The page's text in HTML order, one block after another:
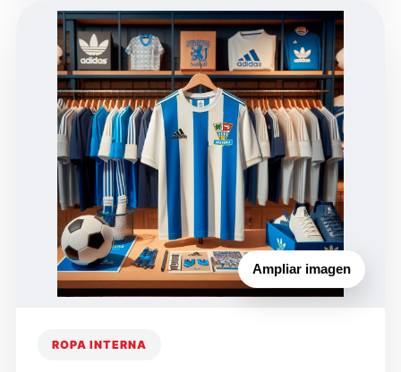
Ampliar imagen
ROPA INTERNA